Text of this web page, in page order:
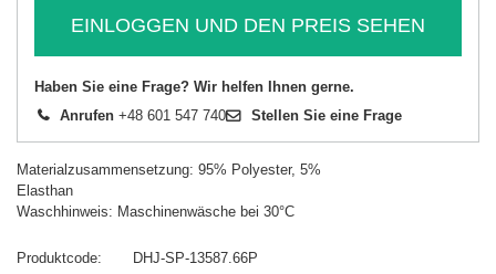
EINLOGGEN UND DEN PREIS SEHEN
Haben Sie eine Frage? Wir helfen Ihnen gerne.
Anrufen +48 601 547 740 Stellen Sie eine Frage
Materialzusammensetzung: 95% Polyester, 5%
Elasthan
Waschhinweis: Maschinenwäsche bei 30°C
Produktcode
DHJ-SP-13587.66P